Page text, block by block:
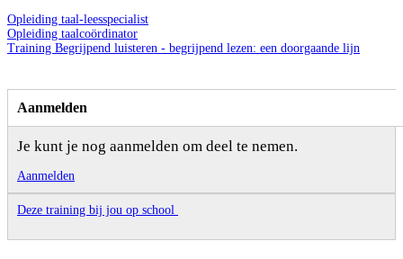
Opleiding taal-leesspecialist
Opleiding taalcoördinator
Training Begrijpend luisteren - begrijpend lezen: een doorgaande lijn
Aanmelden
Je kunt je nog aanmelden om deel te nemen.
Aanmelden
Deze training bij jou op school